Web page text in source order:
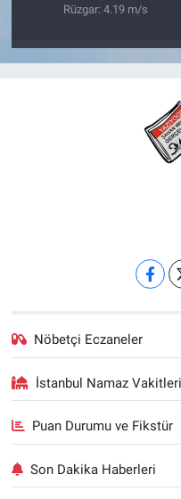
Rüzgar: 4.19 m/s
Nöbetçi Eczaneler
İstanbul Namaz Vakitleri
Puan Durumu ve Fikstür
Son Dakika Haberleri